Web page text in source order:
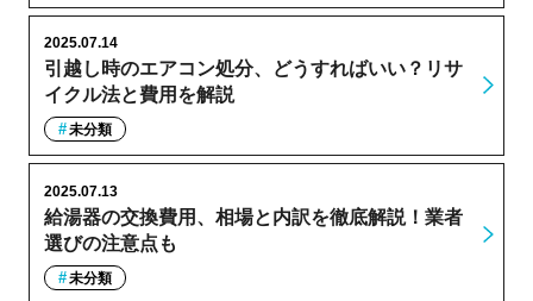
引越し時のエアコン処分、どうすればいい？リサ
イクル法と費用を解説
2025.07.14
未分類
給湯器の交換費用、相場と内訳を徹底解説！業者
選びの注意点も
2025.07.13
未分類